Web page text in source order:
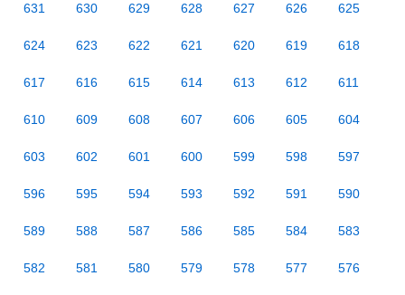
631 630 629 628 627 626 625
624 623 622 621 620 619 618
617 616 615 614 613 612 611
610 609 608 607 606 605 604
603 602 601 600 599 598 597
596 595 594 593 592 591 590
589 588 587 586 585 584 583
582 581 580 579 578 577 576